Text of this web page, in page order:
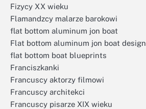
Fizycy XX wieku
Flamandzcy malarze barokowi
flat bottom aluminum jon boat
Flat bottom aluminum jon boat design
flat bottom boat blueprints
Franciszkanki
Francuscy aktorzy filmowi
Francuscy architekci
Francuscy pisarze XIX wieku